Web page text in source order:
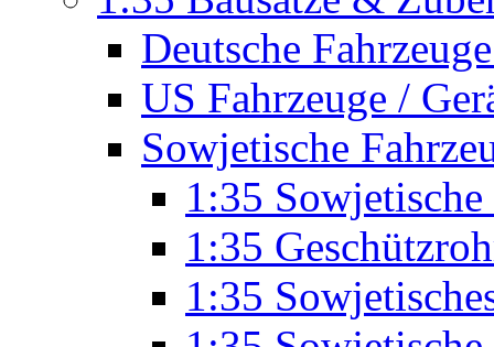
Deutsche
US Fahrzeuge /
Sowjetische
1:35
1:35
1:35